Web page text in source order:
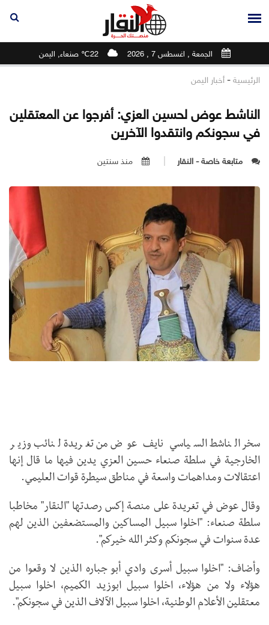
الجمعة , اغسطس 7 , 2026 22℃ صنعاء, اليمن
الرئيسية - أخبار اليمن
الناشط عوض لحسين العزي: أفرجوا عن المعتقلين
في سجونكم وانتقدوا الآخرين
متابعة خاصة - النقار منذ سنتين
سخر الناشط السياسي نايف عوض من تغريدة لنائب وزير
الخارجية في سلطة صنعاء حسين العزي يدين فيها ما قال إنها
اعتقالات ومداهمات واسعة في مناطق سيطرة قوات العليمي.
وقال عوض في تغريدة على منصة إكس رصدتها "النقار" مخاطبا
سلطة صنعاء: "اخلوا سبيل المساكين والمستضعفين الذين لهم
عدة سنوات في سجونكم وكثر الله خيركم".
وأضاف: "اخلوا سبيل أسرى وادي أبو جباره الذين لا وقعوا من
هؤلاء ولا من هؤلاء، اخلوا سبيل ابوزيد الكميم، اخلوا سبيل
معتقلين الأعلام الوطنية، اخلوا سبيل الآلاف الذين في سجونكم".